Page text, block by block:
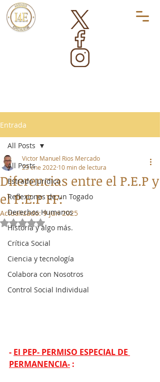
Entrada
All Posts
Estrado Jurídico
Reflexiones de un Togado
Derechos Humanos
Historia y algo más.
Crítica Social
Ciencia y tecnología
Colabora con Nosotros
Control Social Individual
All Posts
Diferencias entre el P.E.P y
el P.E.P FF:
Victor Manuel Rios Mercado
23 ene 2022 10 min de lectura
Actualizado:9 jun 2025
Obtuvo NaN de 5 estrellas.
- El PEP- PERMISO ESPECIAL DE
PERMANENCIA- :